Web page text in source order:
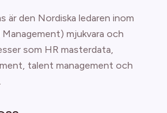
är den Nordiska ledaren inom
mjukvara och
som HR masterdata,
talent management och